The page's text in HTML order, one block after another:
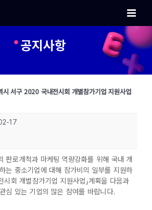
공지사항
시 서구 2020 국내전시회 개별참가기업 지원사업
17
판로개척과 마케팅 역량강화를 위해 국내 개
는 중소기업에 대해 참가비의 일부를 지원하
시회 개별참가기업 지원사업」계획을 다음과
심 있는 기업의 많은 참여를 바랍니다.